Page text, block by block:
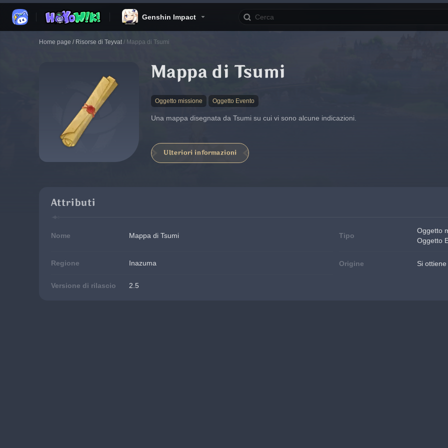
Genshin Impact
Home page / Risorse di Teyvat / Mappa di Tsumi
Mappa di Tsumi
Oggetto missione Oggetto Evento
Una mappa disegnata da Tsumi su cui vi sono alcune indicazioni.
Ulteriori informazioni
Attributi
Nome Mappa di Tsumi Tipo
Oggetto
Oggetto
Regione Inazuma Origine Si
Versione di rilascio 2.5